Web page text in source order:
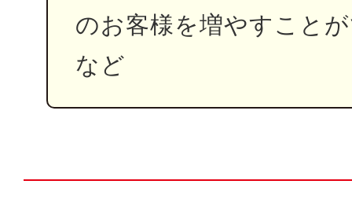
のお客様を増やすこと
など